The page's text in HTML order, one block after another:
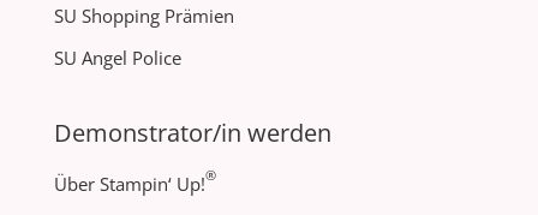
SU Shopping Prämien
SU Angel Police
Demonstrator/in werden
Über Stampin‘ Up!®